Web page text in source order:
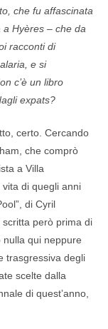
che fu affascinata
Hyères – che da
racconti di
e si
c’è un libro
expats?
certo. Cercando
che comprò
a Villa
di quegli anni
di Cyril
però prima di
qui neppure
trasgressiva degli
scelte dalla
di quest’anno,